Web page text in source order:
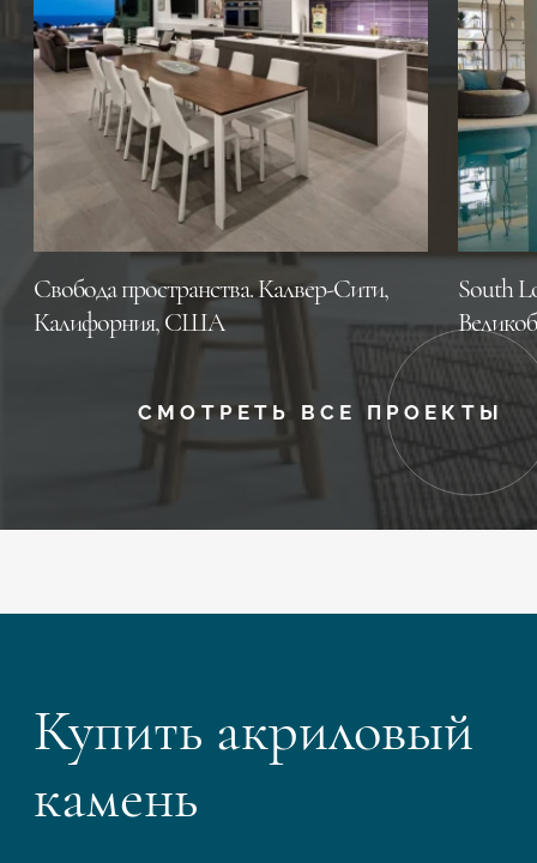
Свобода пространства. Калвер-Сити,
Калифорния, CША
South
СМОТРЕТЬ ВСЕ ПРОЕКТЫ
Купить акриловый
камень